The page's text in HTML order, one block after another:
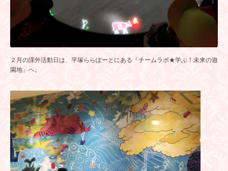
２月の課外活動日は、平塚ららぽーとにある「チームラボ★学ぶ！未来の遊
園地」へ。